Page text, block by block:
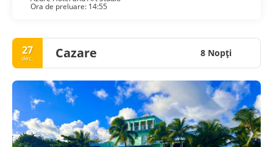
Ora de preluare: 14:55
27
dec. Cazare 8 Nopţi